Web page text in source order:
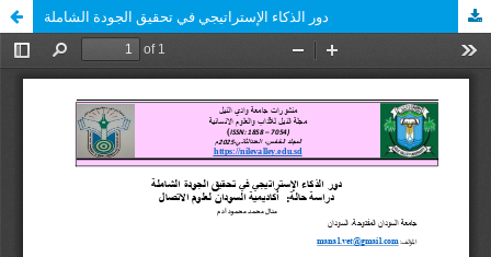
دور الذكاء الإستراتيجي في تحقيق الجودة الشاملة